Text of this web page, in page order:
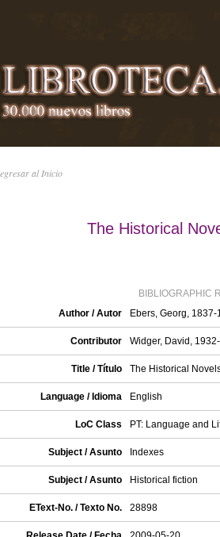
al Inicio
The Historical
BIBLIOGRAPHIC
Author / Autor
Ebers, Georg, 1837-
Contributor Widger, David,
Title / Título The Historical
Language / Idioma English
LoC Class PT: Language and
Subject / Asunto Indexes
Subject / Asunto Historical fiction
EText-No. / Texto No. 28898